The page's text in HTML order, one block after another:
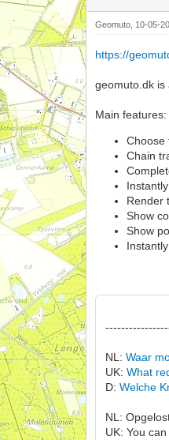
Geomuto, 10-05-
https://
geomuto.dk is
Main features:
Choose
Chain
Render
Show
Show
NL:Waar
UK:What
D:Welche
NL:
UK: You